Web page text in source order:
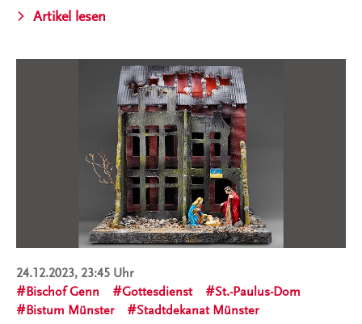
Artikel lesen
24.12.2023, 23:45 Uhr
Bischof Genn
Gottesdienst
St.-Paulus-Dom
Bistum Münster
Stadtdekanat Münster